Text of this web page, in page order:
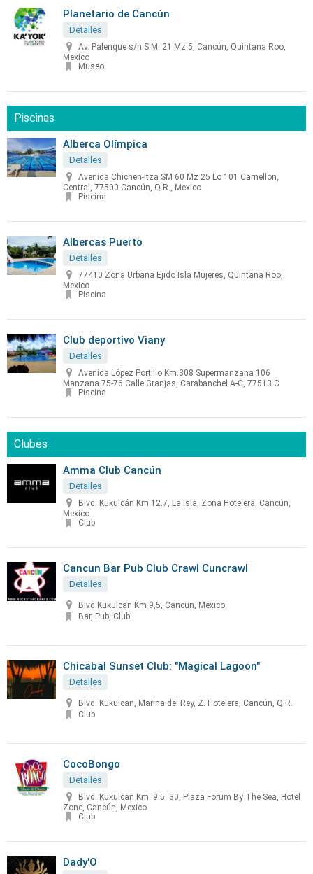
Planetario de Cancún
Detalles
Av. Palenque s/n S.M. 21 Mz 5, Cancún, Quintana Roo,
Mexico
Museo
Piscinas
Alberca Olímpica
Detalles
Avenida Chichen-Itza SM 60 Mz 25 Lo 101 Camellon,
Central, 77500 Cancún, Q.R., Mexico
Piscina
Albercas Puerto
Detalles
77410 Zona Urbana Ejido Isla Mujeres, Quintana Roo,
Mexico
Piscina
Club deportivo Viany
Detalles
Avenida López Portillo Km.308 Supermanzana 106
Manzana 75-76 Calle Granjas, Carabanchel A-C, 77513 C
Piscina
Clubes
Amma Club Cancún
Detalles
Blvd. Kukulcán Km 12.7, La Isla, Zona Hotelera, Cancún,
Mexico
Club
Cancun Bar Pub Club Crawl Cuncrawl
Detalles
Blvd Kukulcan Km 9,5, Cancun, Mexico
Bar, Pub, Club
Chicabal Sunset Club: "Magical Lagoon"
Detalles
Blvd. Kukulcan, Marina del Rey, Z. Hotelera, Cancún, Q.R.
Club
CocoBongo
Detalles
Blvd. Kukulcan Km. 9.5, 30, Plaza Forum By The Sea, Hotel
Zone, Cancún, Mexico
Club
Dady'O